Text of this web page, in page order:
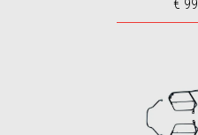
€ 99